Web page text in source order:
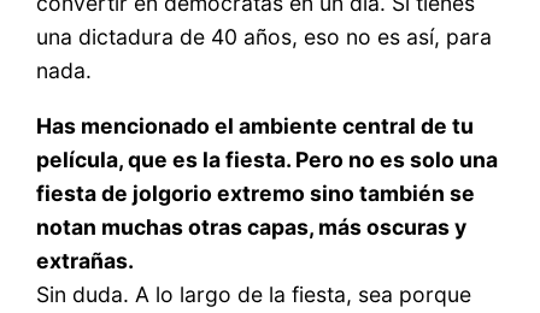
una dictadura de 40 años, eso no es así, para
nada.
Has mencionado el ambiente central de tu
película, que es la fiesta. Pero no es solo una
fiesta de jolgorio extremo sino también se
notan muchas otras capas, más oscuras y
extrañas.
Sin duda. A lo largo de la fiesta, sea porque